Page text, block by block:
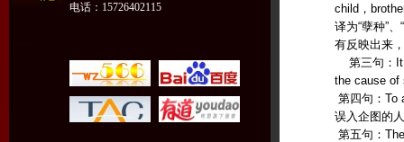
电话：15726402115
child，
译为“孽种”
有反映出来
第三句：It
the cause of
第四句：To
误入企图的
第五句：